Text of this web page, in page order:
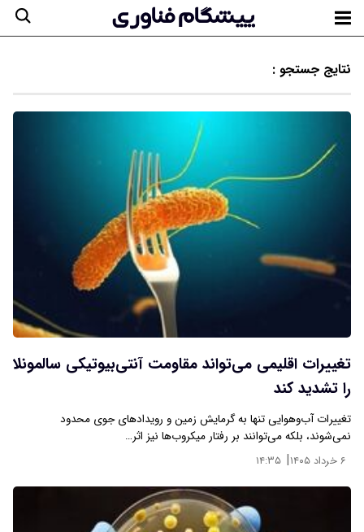
نتایج جستجو :
تغییرات اقلیمی می‌تواند مقاومت آنتی‌بیوتیکی سالمونلا
را تشدید کند
تغییرات آب‌وهوایی تنها به گرمایش زمین و رویدادهای جوی محدود
نمی‌شوند، بلکه می‌توانند بر رفتار میکروب‌ها نیز اثر…
۶ خرداد ۱۴۰۵ | ۱۴:۳۵